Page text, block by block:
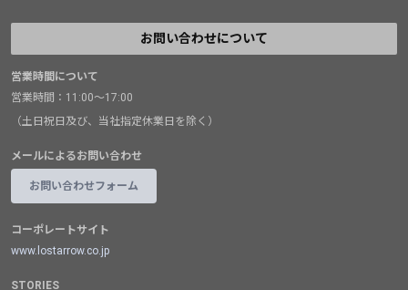
お問い合わせについて
営業時間について
営業時間：11:00～17:00
（土日祝日及び、当社指定休業日を除く）
メールによるお問い合わせ
お問い合わせフォーム
コーポレートサイト
www.lostarrow.co.jp
STORIES